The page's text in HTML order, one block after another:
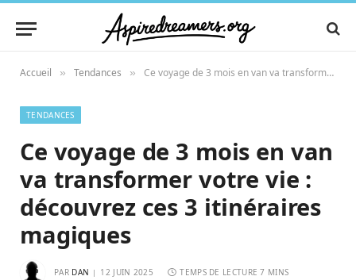
Accueil » Tendances » Ce voyage de 3 mois en van va transformer votre vie : découvrez ces 3 itinéraires magiques
TENDANCES
Ce voyage de 3 mois en van
va transformer votre vie :
découvrez ces 3 itinéraires
magiques
PAR DAN 12 JUIN 2025 TEMPS DE LECTURE 7 MINS